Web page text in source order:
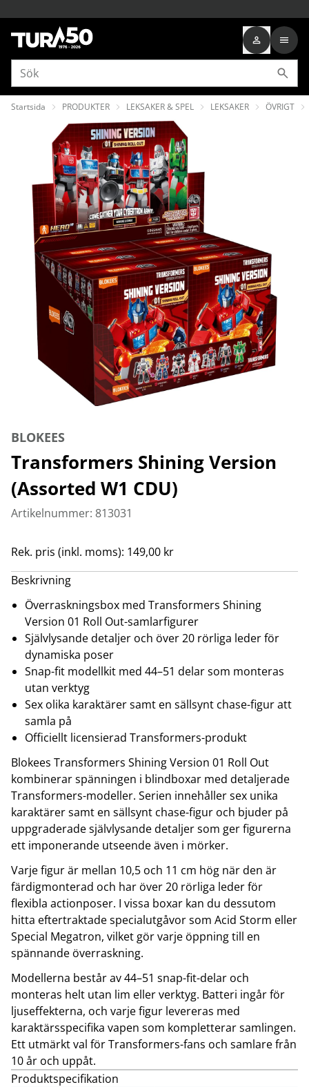
Startsida PRODUKTER LEKSAKER & SPEL LEKSAKER ÖVRIGT
BLOKEES
Transformers Shining Version
(Assorted W1 CDU)
Artikelnummer: 813031
Rek. pris (inkl. moms): 149,00 kr
Beskrivning
Överraskningsbox med Transformers Shining
Version 01 Roll Out-samlarfigurer
Självlysande detaljer och över 20 rörliga leder för
dynamiska poser
Snap-fit modellkit med 44–51 delar som monteras
utan verktyg
Sex olika karaktärer samt en sällsynt chase-figur att
samla på
Officiellt licensierad Transformers-produkt
Blokees Transformers Shining Version 01 Roll Out
kombinerar spänningen i blindboxar med detaljerade
Transformers-modeller. Serien innehåller sex unika
karaktärer samt en sällsynt chase-figur och bjuder på
uppgraderade självlysande detaljer som ger figurerna
ett imponerande utseende även i mörker.
Varje figur är mellan 10,5 och 11 cm hög när den är
färdigmonterad och har över 20 rörliga leder för
flexibla actionposer. I vissa boxar kan du dessutom
hitta eftertraktade specialutgåvor som Acid Storm eller
Special Megatron, vilket gör varje öppning till en
spännande överraskning.
Modellerna består av 44–51 snap-fit-delar och
monteras helt utan lim eller verktyg. Batteri ingår för
ljuseffekterna, och varje figur levereras med
karaktärsspecifika vapen som kompletterar samlingen.
Ett utmärkt val för Transformers-fans och samlare från
10 år och uppåt.
Produktspecifikation